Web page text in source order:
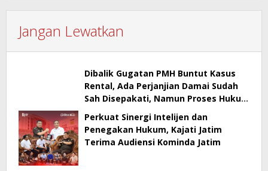
Jangan Lewatkan
Dibalik Gugatan PMH Buntut Kasus
Rental, Ada Perjanjian Damai Sudah
Sah Disepakati, Namun Proses Hukum
Berlanjut
Perkuat Sinergi Intelijen dan
Penegakan Hukum, Kajati Jatim
Terima Audiensi Kominda Jatim